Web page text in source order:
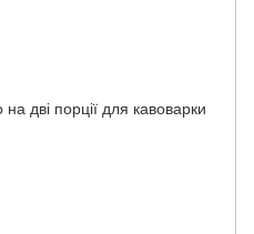
дві порції для кавоварки